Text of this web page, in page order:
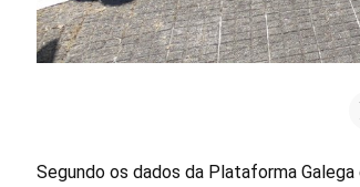
Segundo os dados da Plataforma